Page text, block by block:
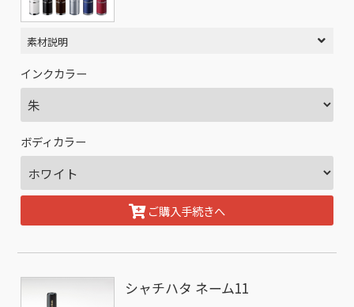
素材説明
インクカラー
ボディカラー
ご購入手続きへ
シャチハタ ネーム11